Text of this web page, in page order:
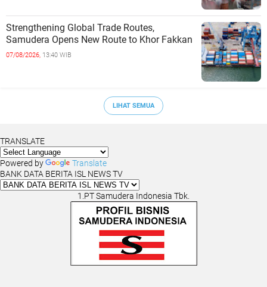
Strengthening Global Trade Routes,
Samudera Opens New Route to Khor Fakkan
07/08/2026, 13:40 WIB
LIHAT SEMUA
TRANSLATE
Powered by
Translate
BANK DATA BERITA ISL NEWS TV
1.PT Samudera Indonesia Tbk.